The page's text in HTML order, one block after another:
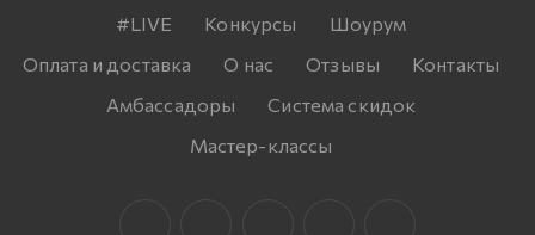
#LIVE Конкурсы
Шоурум
Оплата и доставка
О нас Отзывы
Контакты
Амбассадоры
Система скидок
Мастер-классы